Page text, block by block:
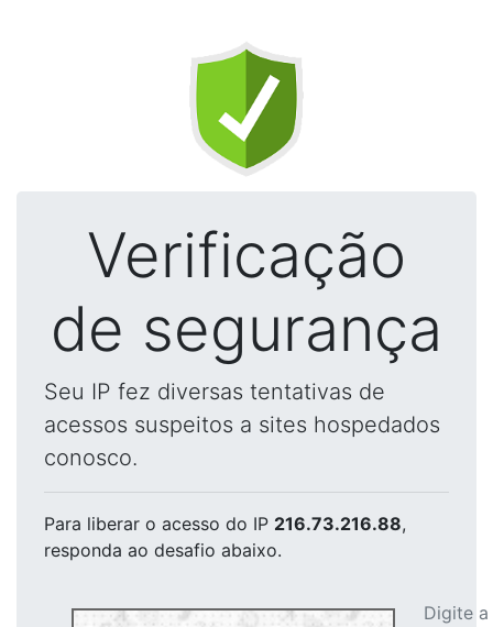
Verificação
de segurança
Seu IP fez diversas tentativas de
acessos suspeitos a sites hospedados
conosco.
Para liberar o acesso do IP 216.73.216.88,
responda ao desafio abaixo.
Digite